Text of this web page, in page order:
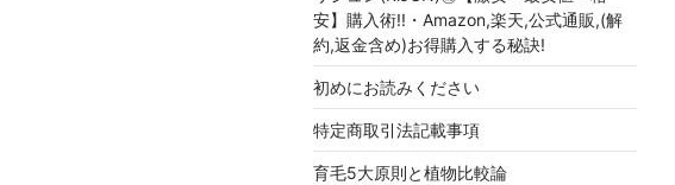
安】購入術!!・Amazon,楽天,公式通販,(解
約,返金含め)お得購入する秘訣!
初めにお読みください
特定商取引法記載事項
育毛5大原則と植物比較論